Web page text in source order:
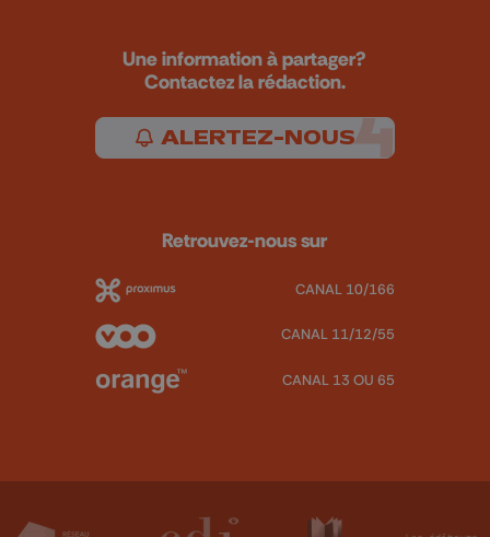
Une information à partager?
Contactez la rédaction.
ALERTEZ-NOUS
Retrouvez-nous sur
CANAL 10/166
CANAL 11/12/55
CANAL 13 OU 65